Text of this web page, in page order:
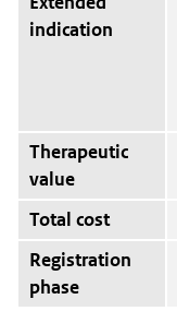
indication
Therapeutic
value
Total cost
Registration
phase